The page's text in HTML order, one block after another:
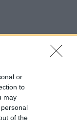
or
to
may
of the